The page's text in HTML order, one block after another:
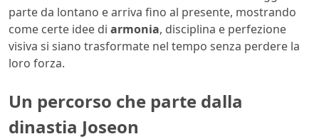
parte da lontano e arriva fino al presente, mostrando
come certe idee di armonia, disciplina e perfezione
visiva si siano trasformate nel tempo senza perdere la
loro forza.
Un percorso che parte dalla
dinastia Joseon